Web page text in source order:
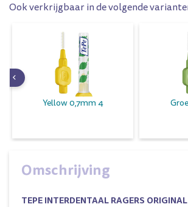
Ook verkrijgbaar in de volgende
Yellow 0,7mm 4
Omschrijving
TEPE INTERDENTAAL RAGERS